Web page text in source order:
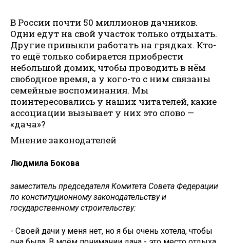
В России почти 50 миллионов дачников.
Одни едут на свой участок только отдыхать.
Другие привыкли работать на грядках. Кто-
то ещё только собирается приобрести
небольшой домик, чтобы проводить в нём
свободное время, а у кого-то с ним связаны
семейные воспоминания. Мы
поинтересовались у наших читателей, какие
ассоциации вызывает у них это слово —
«дача»?
Мнение законодателей
Людмила Бокова
заместитель председателя Комитета Совета Федерации
по конституционному законодательству и
государственному строительству:
- Своей дачи у меня нет, но я бы очень хотела, чтобы